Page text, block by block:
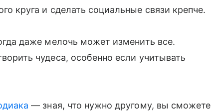
круга и сделать социальные связи крепче.
даже мелочь может изменить все.
чудеса, особенно если учитывать
— зная, что нужно другому, вы сможете